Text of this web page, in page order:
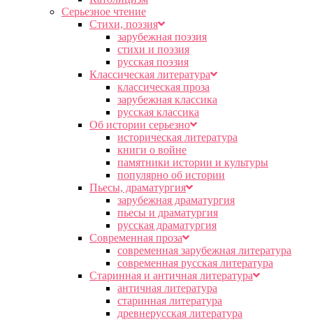
Серьезное чтение
Cтихи, поэзия
зарубежная поэзия
стихи и поэзия
русская поэзия
Классическая литература
классическая проза
зарубежная классика
русская классика
Об истории серьезно
историческая литература
книги о войне
памятники истории и культуры
популярно об истории
Пьесы, драматургия
зарубежная драматургия
пьесы и драматургия
русская драматургия
Современная проза
современная зарубежная литература
современная русская литература
Старинная и античная литература
античная литература
старинная литература
древнерусская литература